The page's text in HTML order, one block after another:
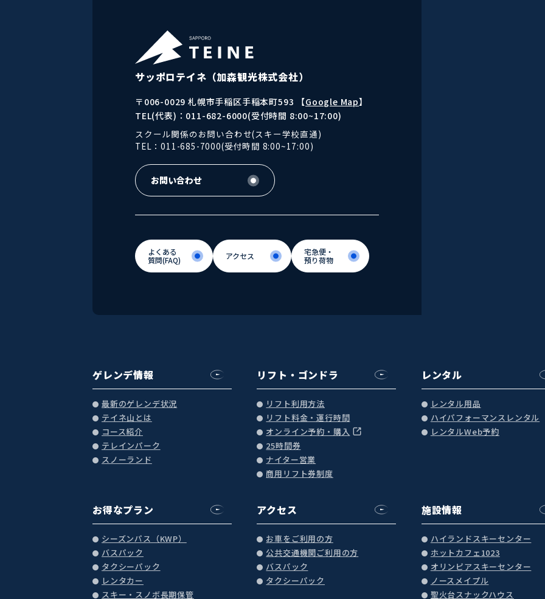
サッポロテイネ （加森観光株式会社）
〒006-0029 札幌市手稲区手稲本町593 【Google Map】
TEL(代表)：011-682-6000(受付時間 8:00~17:00)
スクール関係のお問い合わせ(スキー学校直通)
TEL：011-685-7000(受付時間 8:00~17:00)
お問い合わせ
よくある
質問(FAQ)
アクセス
アクセス
宅急便・
預り荷物
ゲレンデ情報
最新のゲレンデ状況
テイネ山とは
コース紹介
テレインパーク
スノーランド
リフト・ゴンドラ
リフト利用方法
リフト料金・運行時間
オンライン予約・購入
25時間券
ナイター営業
商用リフト券制度
レンタル
レンタル用品
ハイパフォーマンスレンタル
レンタルWeb予約
お得なプラン
シーズンパス（KWP）
バスパック
タクシーパック
レンタカー
スキー・スノボ長期保管
アクセス
お車をご利用の方
公共交通機関ご利用の方
バスパック
タクシーパック
施設情報
ハイランドスキーセンター
ホットカフェ1023
オリンピアスキーセンター
ノースメイプル
聖火台スナックハウス